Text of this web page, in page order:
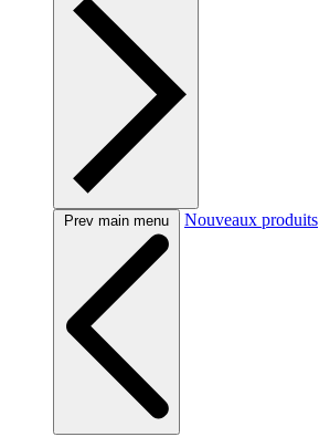
Prev main menu Nouveaux produits